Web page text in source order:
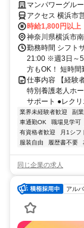
話登録ＯＫ◎
マンパワーグル
アクセス 横浜市
金町徒歩約8分、
バイク通勤OK（
時給1,800円以上
神奈川県横浜市
勤務時間 シフト
21:00 ※週3日～5
方もOK！ 短時
仕事内容 【経験
特別養護老人ホ
サポート ●レク
業界未経験者歓迎 副
車通勤OK
職場見学可
有資格者歓迎
月1シフ
服装自由
履歴書不要
同じ企業の求人
アル